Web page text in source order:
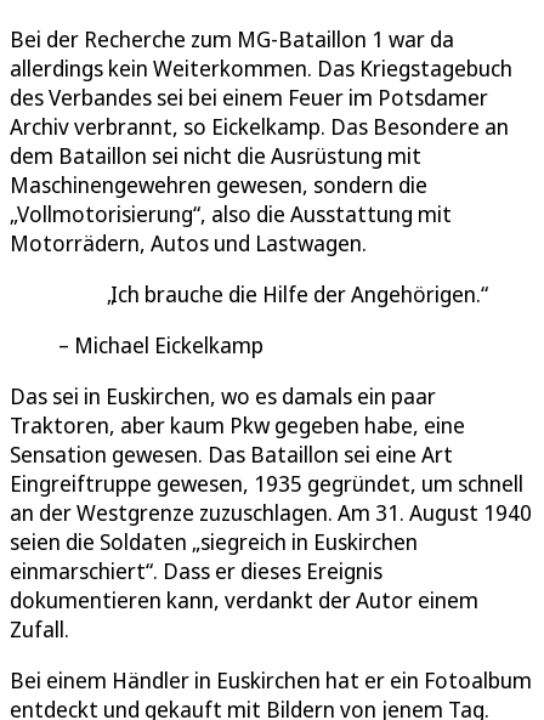
Bei der Recherche zum MG-Bataillon 1 war da
allerdings kein Weiterkommen. Das Kriegstagebuch
des Verbandes sei bei einem Feuer im Potsdamer
Archiv verbrannt, so Eickelkamp. Das Besondere an
dem Bataillon sei nicht die Ausrüstung mit
Maschinengewehren gewesen, sondern die
„Vollmotorisierung“, also die Ausstattung mit
Motorrädern, Autos und Lastwagen.
Ich brauche die Hilfe der Angehörigen.
Michael Eickelkamp
Das sei in Euskirchen, wo es damals ein paar
Traktoren, aber kaum Pkw gegeben habe, eine
Sensation gewesen. Das Bataillon sei eine Art
Eingreiftruppe gewesen, 1935 gegründet, um schnell
an der Westgrenze zuzuschlagen. Am 31. August 1940
seien die Soldaten „siegreich in Euskirchen
einmarschiert“. Dass er dieses Ereignis
dokumentieren kann, verdankt der Autor einem
Zufall.
Bei einem Händler in Euskirchen hat er ein Fotoalbum
entdeckt und gekauft mit Bildern von jenem Tag.